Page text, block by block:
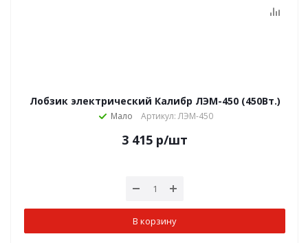
Лобзик электрический Калибр ЛЭМ-450 (450Вт.)
Мало Артикул: ЛЭМ-450
3 415 р/шт
В корзину